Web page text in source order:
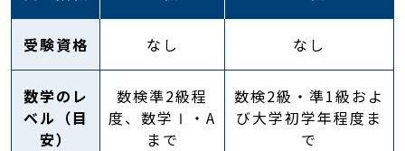
受験資格 なし なし
数学のレ
ベル（目
安）
数検準2級程
度、数学Ⅰ・A
まで
数検2級・準1級およ
び大学初学年程度ま
で